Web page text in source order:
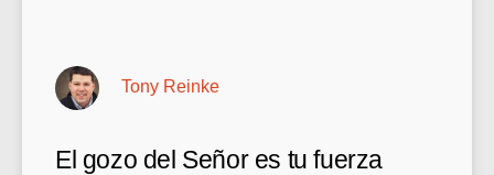
El gozo del Señor es tu fuerza
Tony Reinke